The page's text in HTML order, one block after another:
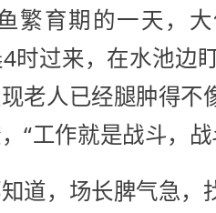
繁育期的一天，
时过来，在水池边
老人已经腿肿得不
“工作就是战斗，
道，场长脾气急，